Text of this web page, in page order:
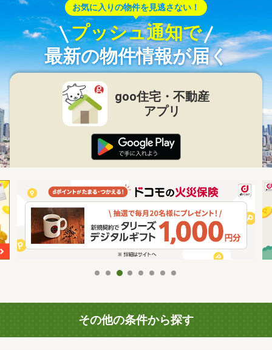
お気に入りの物件を見逃さない！
プッシュ通知で
最新の物件情報が届く
goo住宅・不動産
アプリ
その他の条件から探す